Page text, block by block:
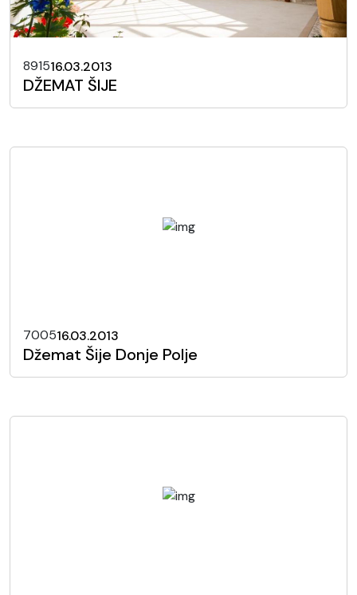
891516.03.2013
DŽEMAT ŠIJE
700516.03.2013
Džemat Šije Donje Polje